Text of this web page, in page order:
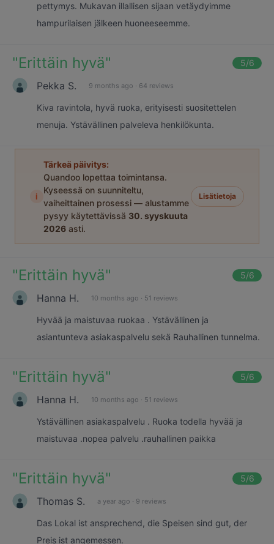
pettymys. Mukavan illallisen sijaan vetäydyimme
hampurilaisen jälkeen huoneeseemme.
"Erittäin hyvä" 5/6
Pekka S. 9 months ago · 64 reviews
Kiva ravintola, hyvä ruoka, erityisesti suositettelen
menuja. Ystävällinen palveleva henkilökunta.
i
Tärkeä päivitys:
Quandoo lopettaa toimintansa.
Kyseessä on suunniteltu,
vaiheittainen prosessi — alustamme
pysyy käytettävissä 30. syyskuuta
2026 asti.
Lisätietoja
"Erittäin hyvä" 5/6
Hanna H. 10 months ago · 51 reviews
Hyvää ja maistuvaa ruokaa . Ystävällinen ja
asiantunteva asiakaspalvelu sekä Rauhallinen tunnelma.
"Erittäin hyvä" 5/6
Hanna H. 10 months ago · 51 reviews
Ystävällinen asiakaspalvelu . Ruoka todella hyvää ja
maistuvaa .nopea palvelu .rauhallinen paikka
"Erittäin hyvä" 5/6
Thomas S. a year ago · 9 reviews
Das Lokal ist ansprechend, die Speisen sind gut, der
Preis ist angemessen.